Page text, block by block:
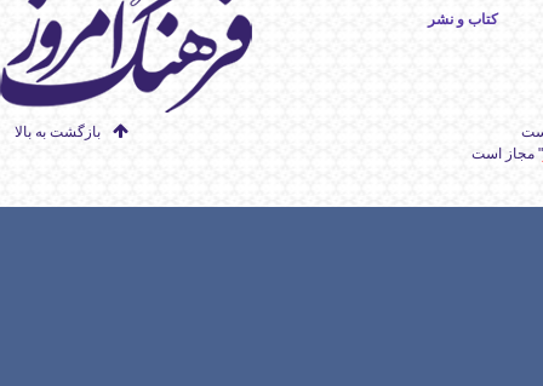
کتاب و نشر
بازگشت به بالا
" مجاز است